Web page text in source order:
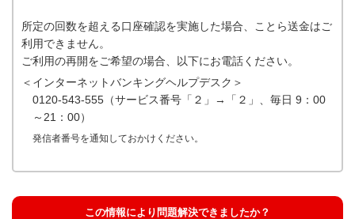
所定の回数を超える口座確認を実施した場合、ことら送金はご
利用できません。
ご利用の再開をご希望の場合、以下にお電話ください。
＜インターネットバンキングヘルプデスク＞
0120-543-555（サービス番号「２」→「２」、毎日 9：00
～21：00）
発信者番号を通知しておかけください。
この情報により問題解決できましたか？